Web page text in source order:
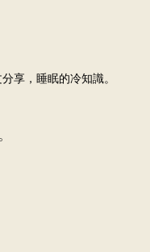
享，睡眠的冷知識。